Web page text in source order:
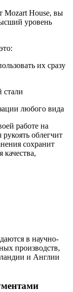
Mozart House, вы
уровень
их сразу
стали
любого вида
работе на
облегчит
сохранит
качества,
в научно-
производств,
и Англии